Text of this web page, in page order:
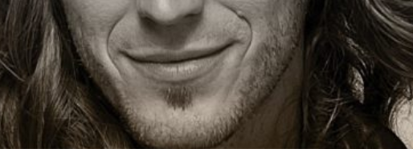
RÉALISÉS
COLLAPSE
SES SHOWS AU QUÉBEC